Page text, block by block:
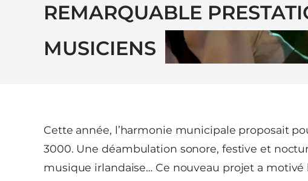
REMARQUABLE
MUSICIENS
Cette année, l’harmonie municipale proposait
3000. Une déambulation sonore, festive et
musique irlandaise… Ce nouveau projet a